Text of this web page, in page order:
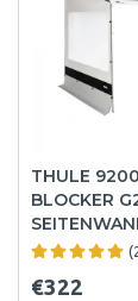
THULE
BLOCKER
€322